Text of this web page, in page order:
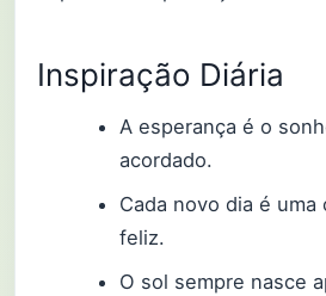
Inspiração Diária
A esperança é o
acordado.
Cada novo dia é uma
feliz.
O sol sempre nasce